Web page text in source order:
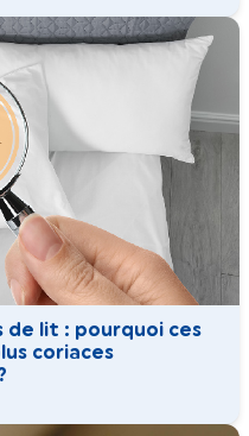
de lit : pourquoi ces
coriaces